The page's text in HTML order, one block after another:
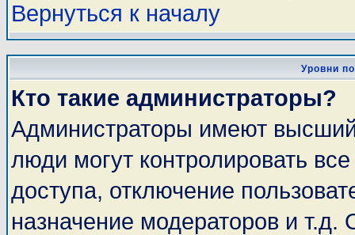
Вернуться к началу
Уровни
Кто такие администраторы?
Администраторы имеют
люди могут контролировать
доступа, отключение
назначение модераторов и